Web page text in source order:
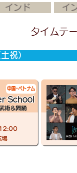
インド イ
タイムテ
祝）